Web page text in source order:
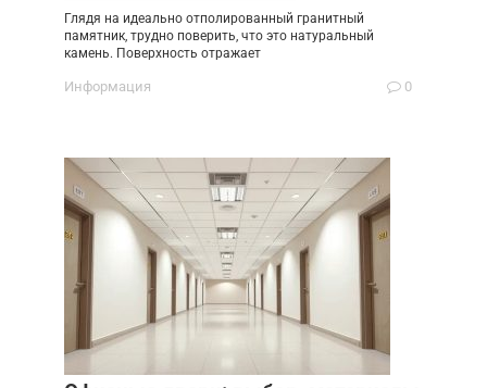
Глядя на идеально отполированный гранитный
памятник, трудно поверить, что это натуральный
камень. Поверхность отражает
Информация 0